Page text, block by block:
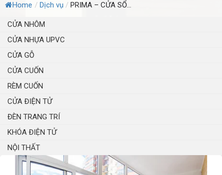
Home / Dịch vụ / PRIMA – CỬA SỔ...
CỬA NHÔM
CỬA NHỰA UPVC
CỬA GỖ
CỬA CUỐN
RÈM CUỐN
CỬA ĐIỆN TỬ
ĐÈN TRANG TRÍ
KHÓA ĐIỆN TỬ
NỘI THẤT